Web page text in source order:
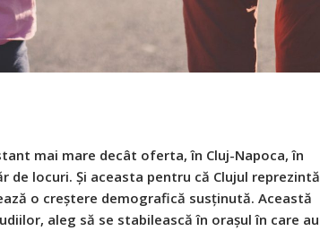
mai mare decât oferta, în Cluj-Napoca, în
locuri. Și aceasta pentru că Clujul reprezintă
o creștere demografică susținută. Această
aleg să se stabilească în orașul în care au